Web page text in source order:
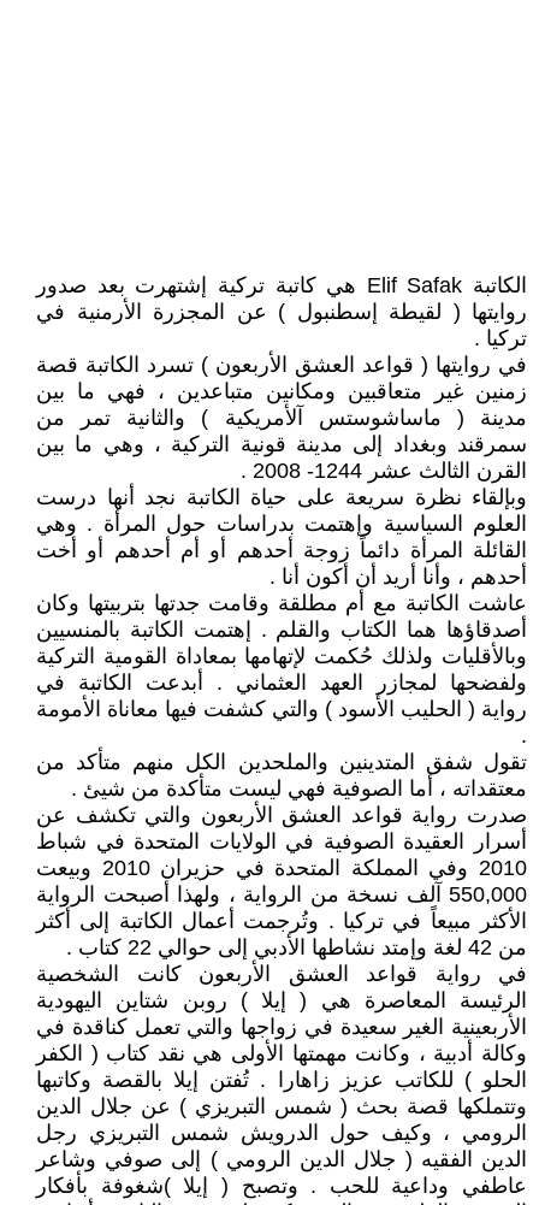
الكاتبة Elif Safak هي كاتبة تركية إشتهرت بعد صدور
روايتها ( لقيطة إسطنبول ) عن المجزرة الأرمنية في
تركيا .
في روايتها ( قواعد العشق الأربعون ) تسرد الكاتبة قصة
زمنين غير متعاقبين ومكانين متباعدين ، فهي ما بين
مدينة ( ماساشوستس آلأمريكية ) والثانية تمر من
سمرقند وبغداد إلى مدينة قونية التركية ، وهي ما بين
القرن الثالث عشر 1244- 2008 .
وبإلقاء نظرة سريعة على حياة الكاتبة نجد أنها درست
العلوم السياسية وإهتمت بدراسات حول المرأة . وهي
القائلة المرأة دائماً زوجة أحدهم أو أم أحدهم أو أخت
أحدهم ، وأنا أريد أن أكون أنا .
عاشت الكاتبة مع أم مطلقة وقامت جدتها بتربيتها وكان
أصدقاؤها هما الكتاب والقلم . إهتمت الكاتبة بالمنسيين
وبالأقليات ولذلك حُكمت لإتهامها بمعاداة القومية التركية
ولفضحها لمجازر العهد العثماني . أبدعت الكاتبة في
رواية ( الحليب الأسود ) والتي كشفت فيها معاناة الأمومة
.
تقول شفق المتدينين والملحدين الكل منهم متأكد من
معتقداته ، أما الصوفية فهي ليست متأكدة من شيئ .
صدرت رواية قواعد العشق الأربعون والتي تكشف عن
أسرار العقيدة الصوفية في الولايات المتحدة في شباط
2010 وفي المملكة المتحدة في حزيران 2010 وبيعت
550,000 آلف نسخة من الرواية ، ولهذا أصبحت الرواية
الأكثر مبيعاً في تركيا . وتُرجمت أعمال الكاتبة إلى أكثر
من 42 لغة وإمتد نشاطها الأدبي إلى حوالي 22 كتاب .
في رواية قواعد العشق الأربعون كانت الشخصية
الرئيسة المعاصرة هي ( إيلا ) روبن شتاين اليهودية
الأربعينية الغير سعيدة في زواجها والتي تعمل كناقدة في
وكالة أدبية ، وكانت مهمتها الأولى هي نقد كتاب ( الكفر
الحلو ) للكاتب عزيز زاهارا . تُفتن إيلا بالقصة وكاتبها
وتتملكها قصة بحث ( شمس التبريزي ) عن جلال الدين
الرومي ، وكيف حول الدرويش شمس التبريزي رجل
الدين الفقيه ( جلال الدين الرومي ) إلى صوفي وشاعر
عاطفي وداعية للحب . وتصبح ( إيلا )شغوفة بأفكار